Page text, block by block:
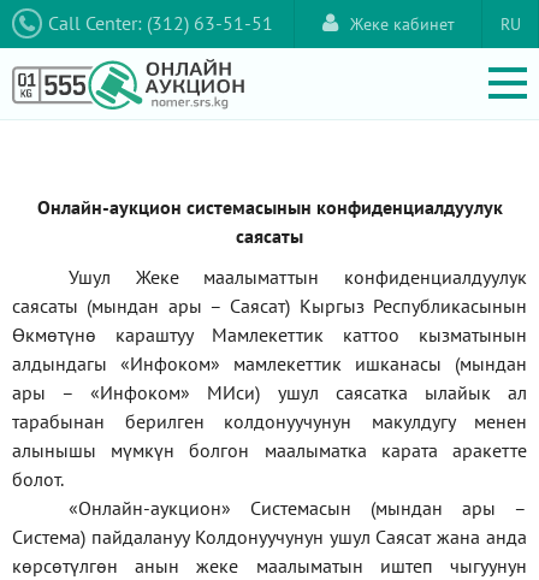
Call Center: (312) 63-51-51 RU
Жеке кабинет
Онлайн-аукцион системасынын конфиденциалдуулук
саясаты
Ушул Жеке маалыматтын конфиденциалдуулук
саясаты (мындан ары – Саясат) Кыргыз Республикасынын
Өкмөтүнө караштуу Мамлекеттик каттоо кызматынын
алдындагы «Инфоком» мамлекеттик ишканасы (мындан
ары –«Инфоком» МИси) ушул саясатка ылайык ал
тарабынан берилген колдонуучунун макулдугу менен
алынышы мүмкүн болгон маалыматка карата аракетте
болот.
«Онлайн-аукцион» Системасын (мындан ары –
Система) пайдалануу Колдонуучунун ушул Саясат жана анда
көрсөтүлгөн анын жеке маалыматын иштеп чыгуунун